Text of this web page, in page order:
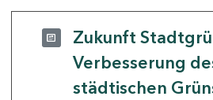
Zukunft
Verbesserung
städtischen